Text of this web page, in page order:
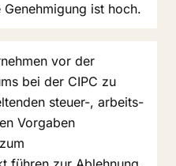
ist hoch.
vor der
bei der CIPC zu
steuer-, arbeits-
Vorgaben